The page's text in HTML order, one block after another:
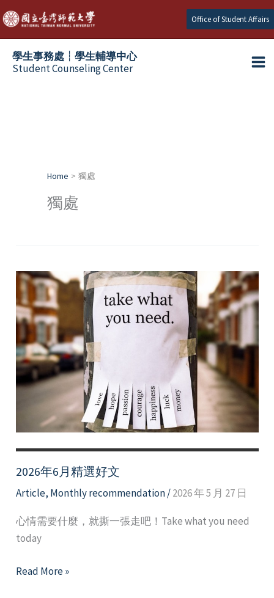
Skip
to
content
Office of Student Affairs
學生事務處┆學生輔導中心
Student Counseling Center
Home 獨處
獨處
2026年6月精選好文
Article, Monthly recommendation/2026 年 5 月 27 日
心情需要什麼，就撕一張走吧！Take what you need
today
2026
Read More »